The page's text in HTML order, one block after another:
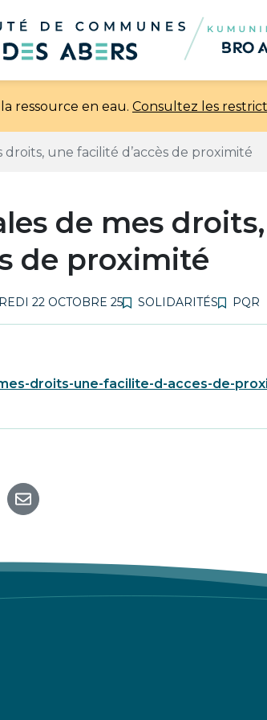
ressource en eau. Consultez les
droits, une facilité d’accès de proximité
de mes
de proximité
22 OCTOBRE 25 SOLIDARITÉS PQR
droits-une-facilite-d-acces-de-